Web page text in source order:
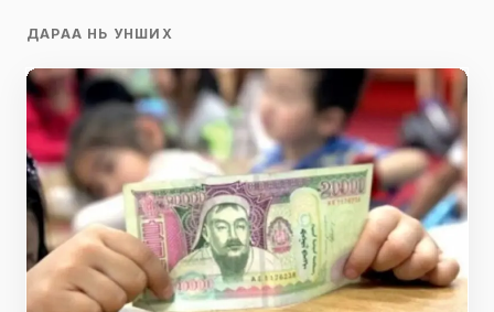
ДАРАА НЬ УНШИХ